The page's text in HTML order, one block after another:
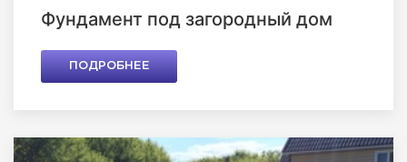
Фундамент под загородный дом
ПОДРОБНЕЕ